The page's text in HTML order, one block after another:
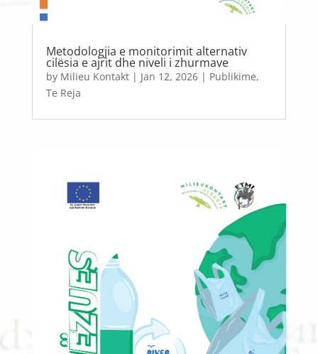
Metodologjia e monitorimit alternativ
cilësia e ajrit dhe niveli i zhurmave
by Milieu Kontakt| Jan 12, 2026| Publikime,
Te Reja